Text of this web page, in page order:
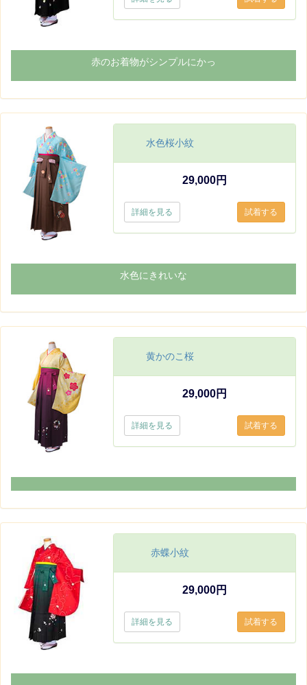
赤のお着物がシンプルにかっ
水色桜小紋
29,000円
詳細を見る
水色にきれいな
黄かのこ桜
29,000円
詳細を見る
赤蝶小紋
29,000円
詳細を見る